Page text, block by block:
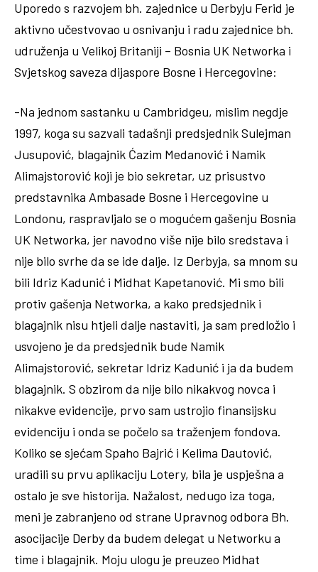
Uporedo s razvojem bh. zajednice u Derbyju Ferid je
aktivno učestvovao u osnivanju i radu zajednice bh.
udruženja u Velikoj Britaniji – Bosnia UK Networka i
Svjetskog saveza dijaspore Bosne i Hercegovine:
-Na jednom sastanku u Cambridgeu, mislim negdje
1997, koga su sazvali tadašnji predsjednik Sulejman
Jusupović, blagajnik Ćazim Medanović i Namik
Alimajstorović koji je bio sekretar, uz prisustvo
predstavnika Ambasade Bosne i Hercegovine u
Londonu, raspravljalo se o mogućem gašenju Bosnia
UK Networka, jer navodno više nije bilo sredstava i
nije bilo svrhe da se ide dalje. Iz Derbyja, sa mnom su
bili Idriz Kadunić i Midhat Kapetanović. Mi smo bili
protiv gašenja Networka, a kako predsjednik i
blagajnik nisu htjeli dalje nastaviti, ja sam predložio i
usvojeno je da predsjednik bude Namik
Alimajstorović, sekretar Idriz Kadunić i ja da budem
blagajnik. S obzirom da nije bilo nikakvog novca i
nikakve evidencije, prvo sam ustrojio finansijsku
evidenciju i onda se počelo sa traženjem fondova.
Koliko se sjećam Spaho Bajrić i Kelima Dautović,
uradili su prvu aplikaciju Lotery, bila je uspješna a
ostalo je sve historija. Nažalost, nedugo iza toga,
meni je zabranjeno od strane Upravnog odbora Bh.
asocijacije Derby da budem delegat u Networku a
time i blagajnik. Moju ulogu je preuzeo Midhat